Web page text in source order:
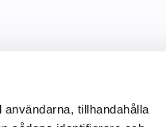
tillhandahålla